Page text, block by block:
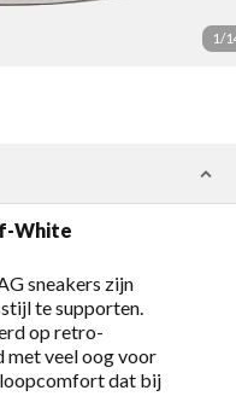
1/
White
sneakers zijn
te supporten.
op retro-
veel oog voor
dat bij